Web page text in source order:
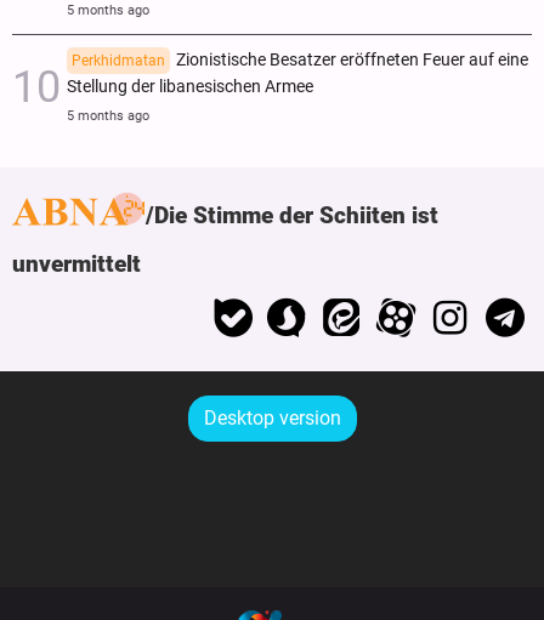
5 months ago
Perkhidmatan
Zionistische Besatzer eröffneten Feuer auf eine
Stellung der libanesischen Armee
5 months ago
Die Stimme der Schiiten ist
unvermittelt
Desktop version